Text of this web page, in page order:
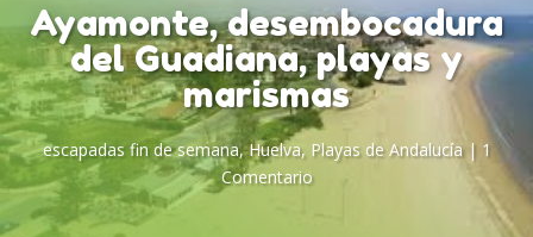
Ayamonte, desembocadura
del Guadiana, playas y
marismas
escapadas fin de semana,Huelva, Playas de Andalucía| 1
Comentario